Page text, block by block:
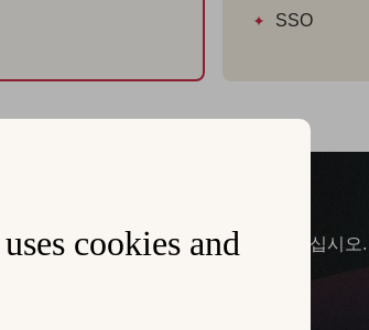
cookies and
SSO
면 완료됩니다
하며, 더 강력한 메타데이터를 생성하십시오.